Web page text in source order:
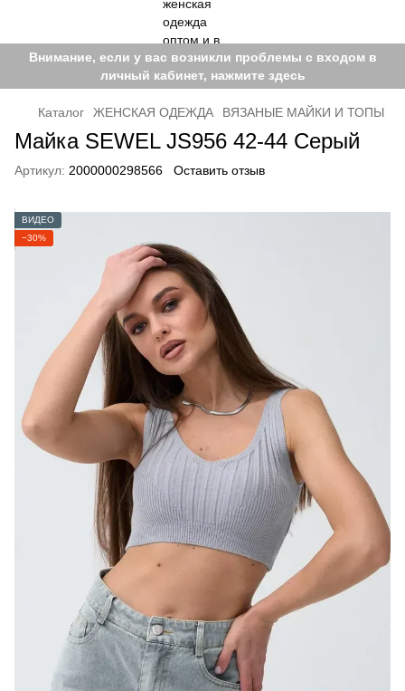
Внимание, если у вас возникли проблемы с входом в
личный кабинет, нажмите здесь
Каталог ЖЕНСКАЯ ОДЕЖДА ВЯЗАНЫЕ МАЙКИ И ТОПЫ
Майка SEWEL JS956 42-44 Серый
Артикул: 2000000298566 Оставить отзыв
ВИДЕО
−30%